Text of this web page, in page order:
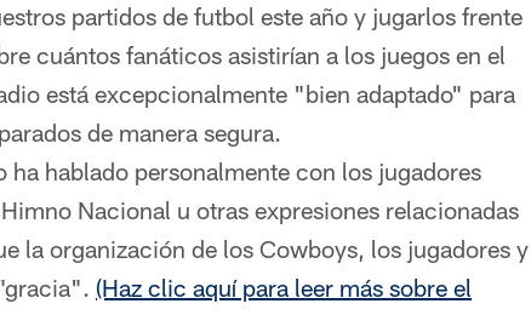
partidos de futbol este año y jugarlos frente
cuántos fanáticos asistirían a los juegos en el
está excepcionalmente "bien adaptado" para
de manera segura.
hablado personalmente con los jugadores
Nacional u otras expresiones relacionadas
la organización de los Cowboys, los jugadores y
(Haz clic aquí para leer más sobre el